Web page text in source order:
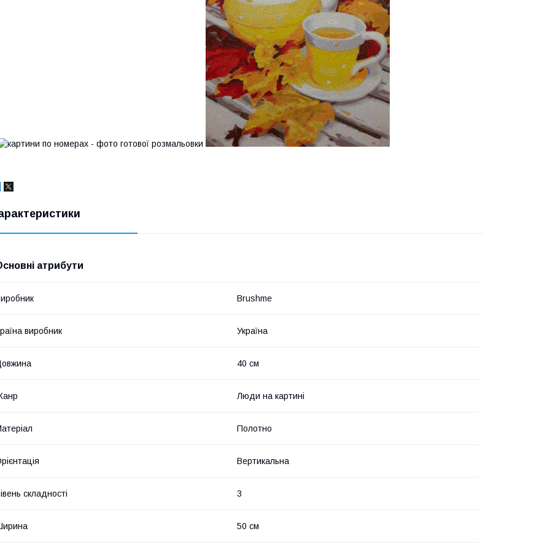
атрибути
Brushme
виробник Україна
40 см
Люди на картині
Полотно
Вертикальна
складності 3
50 см